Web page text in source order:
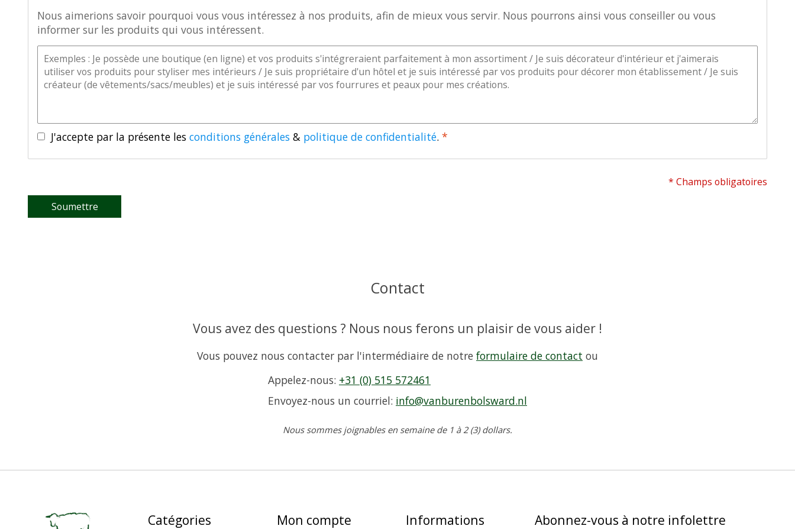
Nous aimerions savoir pourquoi vous vous intéressez à nos produits, afin de mieux vous servir. Nous pourrons ainsi vous conseiller ou vous
informer sur les produits qui vous intéressent.
J'accepte par la présente les conditions générales & politique de confidentialité. *
* Champs obligatoires
Soumettre
Contact
Vous avez des questions ? Nous nous ferons un plaisir de vous aider !
Vous pouvez nous contacter par l'intermédiaire de notre formulaire de contact ou
Appelez-nous: +31 (0) 515 572461
Envoyez-nous un courriel: info@vanburenbolsward.nl
Nous sommes joignables en semaine de 1 à 2 (3) dollars.
Catégories Mon compte Informations Abonnez-vous à notre infolettre